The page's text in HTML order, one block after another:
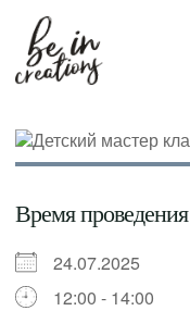
Время проведения
24.07.2025
12:00 - 14:00